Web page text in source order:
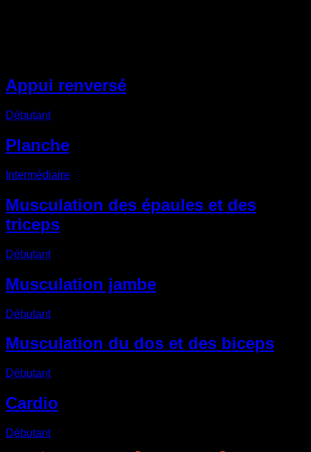
Appui renversé
Débutant
Planche
Intermédiaire
Musculation des épaules et des
triceps
Débutant
Musculation jambe
Débutant
Musculation du dos et des biceps
Débutant
Cardio
Débutant